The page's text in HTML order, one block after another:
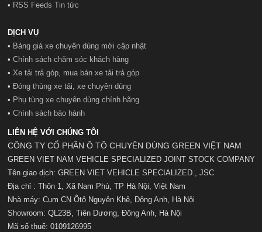
• RSS Feeds Tin tức
DỊCH VỤ
• Bảng giá xe chuyên dùng mới cập nhật
•Chính sách chăm sóc khách hàng
•Xe tải trả góp, mua bán xe tải trả góp
•Đóng thùng xe tải, xe chuyên dùng
• Phụ tùng xe chuyên dùng chính hãng
•Chính sách bảo hành
LIÊN HỆ VỚI CHÚNG TÔI
CÔNG TY CỔ PHẦN Ô TÔ CHUYÊN DÙNG GREEN VIỆT NAM
GREEN VIET NAM VEHICLE SPECIALIZED JOINT STOCK COMPANY
Tên giao dịch: GREEN VIET VEHICLE SPECIALIZED., JSC
Địa chỉ : Thôn 1, Xã Nam Phù, TP Hà Nội, Việt Nam
Nhà máy: Cụm CN Ôtô Nguyên Khê, Đông Anh, Hà Nội
Showroom: QL23B, Tiên Dương, Đông Anh, Hà Nội
Mã số thuế:0109126995